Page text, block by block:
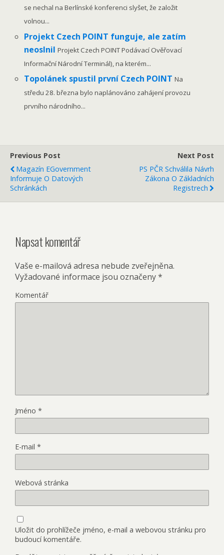
se nechal na Berlínské konferenci slyšet, že založit
volnou...
Projekt Czech POINT funguje, ale zatím
neoslnilProjekt Czech POINT Podávací Ověřovací
Informační Národní Terminál), na kterém...
Topolánek spustil první Czech POINTNa
středu 28. března bylo naplánováno zahájení provozu
prvního národního...
Previous Post
Magazín EGovernment
Informuje O Datových
Schránkách
Next Post
PS PČR Schválila Návrh
Zákona O Základních
Registrech
Napsat komentář
Vaše e-mailová adresa nebude zveřejněna.
Vyžadované informace jsou označeny*
Komentář
Jméno *
E-mail *
Webová stránka
Uložit do prohlížeče jméno, e-mail a webovou stránku pro
budoucí komentáře.